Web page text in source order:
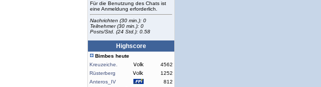
Für die Benutzung des Chats ist
eine Anmeldung erforderlich.
Nachrichten (30 min.): 0
Teilnehmer (30 min.): 0
Posts/Std. (24 Std.): 0.58
Highscore
Bimbes heute
Kreuzeiche.
4562
Rüsterberg
1252
Anteros_IV
812